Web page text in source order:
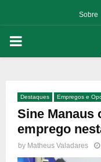
Sobre
PRIMARY
Destaques Empregos e
Sine Manaus
emprego
by Matheus Valadares